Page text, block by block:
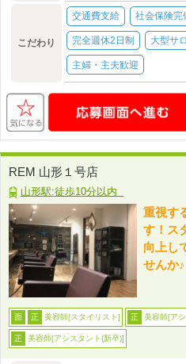
こだわり
交通費支給 社会保険完
完全週休2日制 大型サ
主婦・主夫歓迎
REM 山形１号店
山形駅:徒歩10分以内
重視す
す！ス
向上し
せんか♪
面 正 美容師[スタイリスト] 正 美容師[ア
正 美容師[アシスタント(新卒)]